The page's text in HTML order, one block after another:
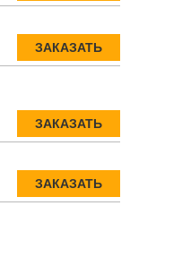
ЗАКАЗАТЬ
ЗАКАЗАТЬ
ЗАКАЗАТЬ